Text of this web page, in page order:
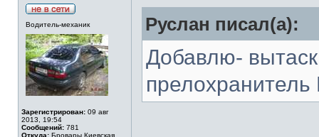
Водитель-механик
Зарегистрирован: 09 авг
2013, 19:54
Сообщений: 781
Откуда: Бровары Киевская
Руслан писал(а):
Добавлю-